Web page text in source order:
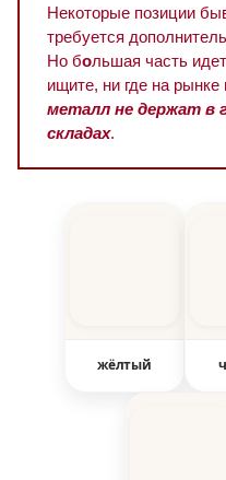
Некоторые позиции
требуется
Но большая часть
ищите, ни где на
металл не держат в
складах.
жёлтый